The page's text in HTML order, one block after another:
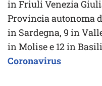
in Friuli Venezia
Provincia autonoma
in Sardegna, 9 in
in Molise e 12 in
Coronavirus